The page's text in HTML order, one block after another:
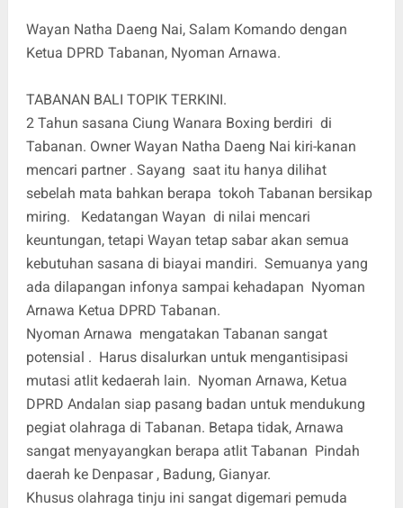
Wayan Natha Daeng Nai, Salam Komando dengan
Ketua DPRD Tabanan, Nyoman Arnawa.
TABANAN BALI TOPIK TERKINI.
2 Tahun sasana Ciung Wanara Boxing berdiri di
Tabanan. Owner Wayan Natha Daeng Nai kiri-kanan
mencari partner . Sayang saat itu hanya dilihat
sebelah mata bahkan berapa tokoh Tabanan bersikap
miring. Kedatangan Wayan di nilai mencari
keuntungan, tetapi Wayan tetap sabar akan semua
kebutuhan sasana di biayai mandiri. Semuanya yang
ada dilapangan infonya sampai kehadapan Nyoman
Arnawa Ketua DPRD Tabanan.
Nyoman Arnawa mengatakan Tabanan sangat
potensial . Harus disalurkan untuk mengantisipasi
mutasi atlit kedaerah lain. Nyoman Arnawa, Ketua
DPRD Andalan siap pasang badan untuk mendukung
pegiat olahraga di Tabanan. Betapa tidak, Arnawa
sangat menyayangkan berapa atlit Tabanan Pindah
daerah ke Denpasar , Badung, Gianyar.
Khusus olahraga tinju ini sangat digemari pemuda